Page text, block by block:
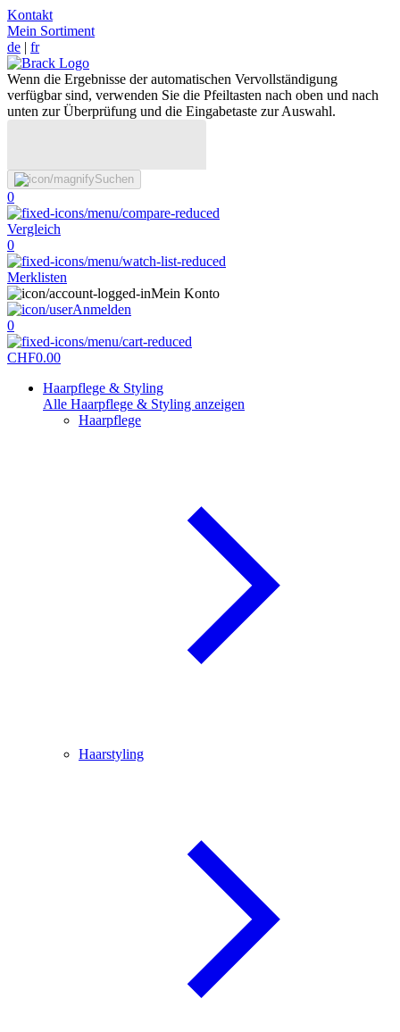
Kontakt
Mein Sortiment
de | fr
Wenn die Ergebnisse der automatischen Vervollständigung
verfügbar sind, verwenden Sie die Pfeiltasten nach oben und nach
unten zur Überprüfung und die Eingabetaste zur Auswahl.
Suchen
0
Vergleich
0
Merklisten
Mein Konto
Anmelden
0
CHF0.00
Haarpflege & Styling
Alle Haarpflege & Styling anzeigen
Haarpflege
Haarstyling